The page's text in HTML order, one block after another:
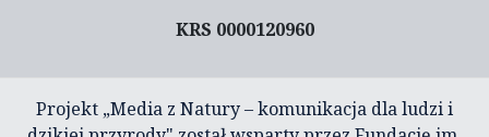
KRS 0000120960
Projekt „Media z Natury – komunikacja dla ludzi i